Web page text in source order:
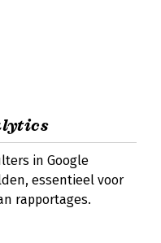
in Google
essentieel voor
rapportages.